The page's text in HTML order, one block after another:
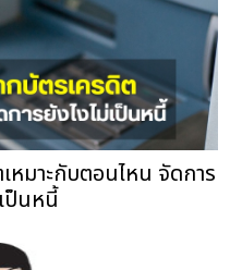
หมาะกับตอนไหน จัดการ
ป็นหนี้